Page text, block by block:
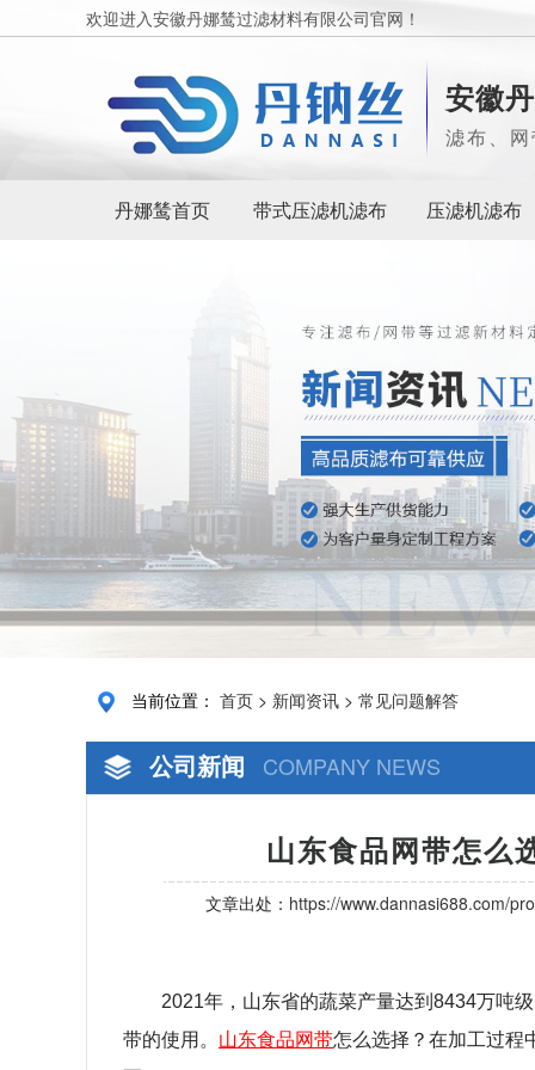
欢迎进入安徽丹娜鸶过滤材料有限公司官网！
安徽
滤布、
丹娜鸶首页 带式压滤机滤布 压滤机滤布
当前位置： 首页 > 新闻资讯 > 常见问题解答
公司新闻 COMPANY NEWS
山东食品网带怎么
文章出处： https://www.dannasi688.com/
2021年，山东省的蔬菜产量达到 8434万吨
带的使用。 山东食品网带怎么选择？在加工过程